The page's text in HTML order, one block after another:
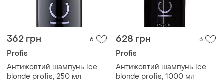
362 грн 6
Profis
Антижовтий шампунь ice
blonde profis, 250 мл
628 грн 3
Profis
Антижовтий шампунь ice
blonde profis, 1000 мл